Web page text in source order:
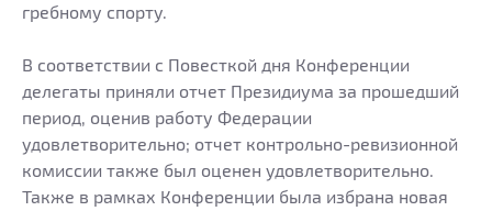
гребному спорту.
В соответствии с Повесткой дня Конференции
делегаты приняли отчет Президиума за прошедший
период, оценив работу Федерации
удовлетворительно; отчет контрольно-ревизионной
комиссии также был оценен удовлетворительно.
Также в рамках Конференции была избрана новая